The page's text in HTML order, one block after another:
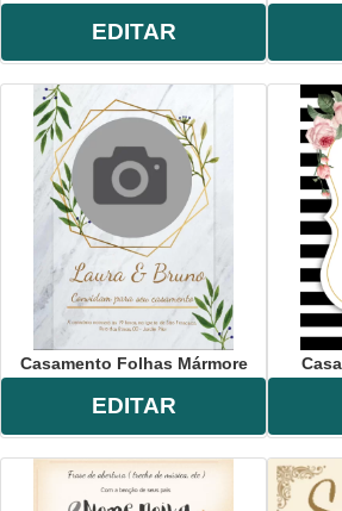
EDITAR
Casamento Folhas Mármore
EDITAR